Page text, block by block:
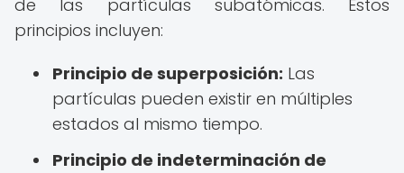
de las partículas subatómicas. Estos
principios incluyen:
Principio de superposición: Las
partículas pueden existir en múltiples
estados al mismo tiempo.
Principio de indeterminación de